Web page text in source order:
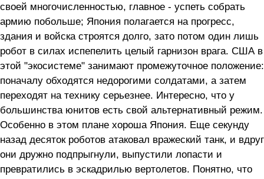
своей многочисленностью, главное - успеть собрать
армию побольше; Япония полагается на прогресс,
здания и войска строятся долго, зато потом один лишь
робот в силах испепелить целый гарнизон врага. США в
этой "экосистеме" занимают промежуточное положение:
поначалу обходятся недорогими солдатами, а затем
переходят на технику серьезнее. Интересно, что у
большинства юнитов есть свой альтернативный режим.
Особенно в этом плане хороша Япония. Еще секунду
назад десяток роботов атаковал вражеский танк, и вдруг
они дружно подпрыгнули, выпустили лопасти и
превратились в эскадрилью вертолетов. Понятно, что